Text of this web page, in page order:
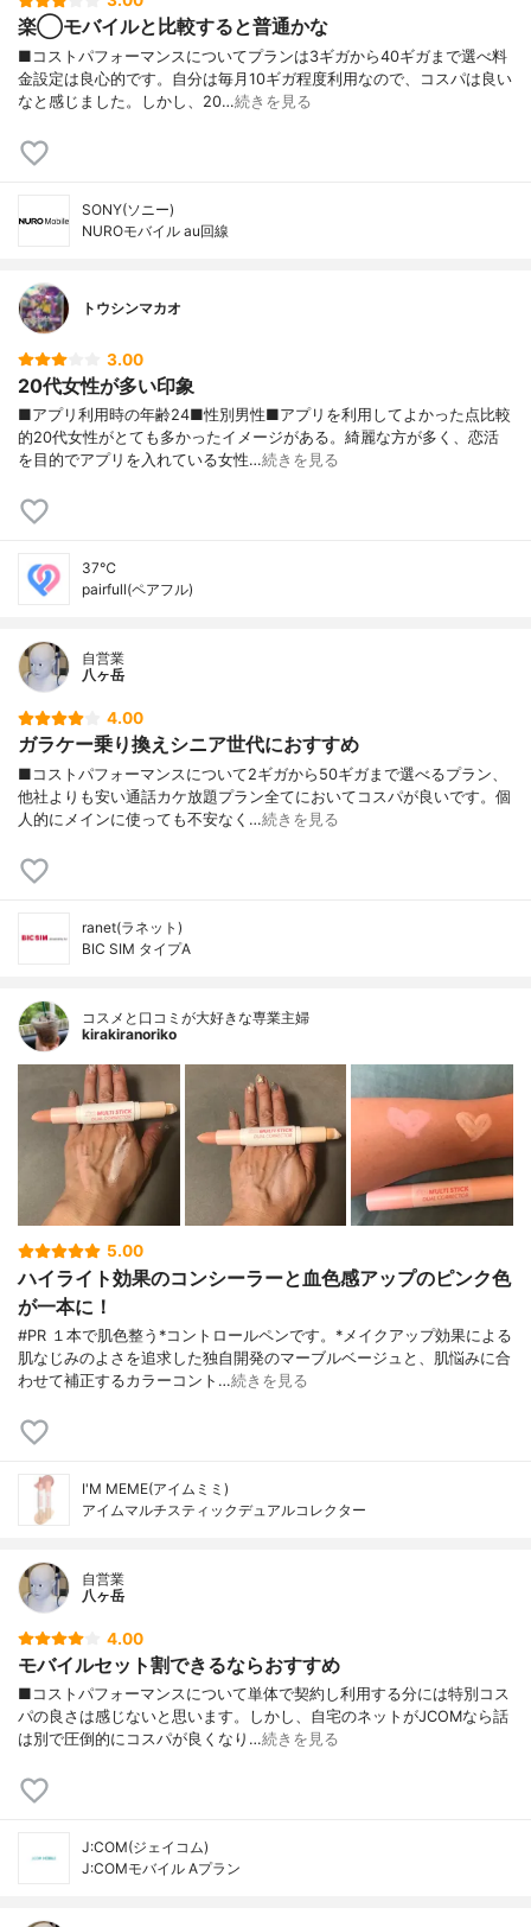
楽◯モバイルと比較すると普通かな
■コストパフォーマンスについてプランは3ギガから40ギガまで選べ料
金設定は良心的です。自分は毎月10ギガ程度利用なので、コスパは良い
なと感じました。しかし、20…続きを見る
SONY(ソニー)
NUROモバイル au回線
トウシンマカオ
3.00
20代女性が多い印象
■アプリ利用時の年齢24■性別男性■アプリを利用してよかった点比較
的20代女性がとても多かったイメージがある。綺麗な方が多く、恋活
を目的でアプリを入れている女性…続きを見る
37℃
pairfull(ペアフル)
自営業
八ヶ岳
4.00
ガラケー乗り換えシニア世代におすすめ
■コストパフォーマンスについて2ギガから50ギガまで選べるプラン、
他社よりも安い通話カケ放題プラン全てにおいてコスパが良いです。個
人的にメインに使っても不安なく…続きを見る
ranet(ラネット)
BIC SIM タイプA
コスメと口コミが大好きな専業主婦
kirakiranoriko
5.00
ハイライト効果のコンシーラーと血色感アップのピンク色
が一本に！
#PR １本で肌色整う*コントロールペンです。*メイクアップ効果による
肌なじみのよさを追求した独自開発のマーブルベージュと、肌悩みに合
わせて補正するカラーコント…続きを見る
I'M MEME(アイムミミ)
アイムマルチスティックデュアルコレクター
自営業
八ヶ岳
4.00
モバイルセット割できるならおすすめ
■コストパフォーマンスについて単体で契約し利用する分には特別コス
パの良さは感じないと思います。しかし、自宅のネットがJCOMなら話
は別で圧倒的にコスパが良くなり…続きを見る
J:COM(ジェイコム)
J:COMモバイル Aプラン